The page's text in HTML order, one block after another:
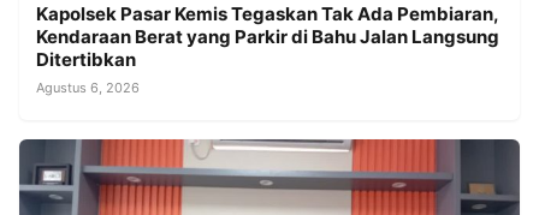
Kapolsek Pasar Kemis Tegaskan Tak Ada Pembiaran,
Kendaraan Berat yang Parkir di Bahu Jalan Langsung
Ditertibkan
Agustus 6, 2026